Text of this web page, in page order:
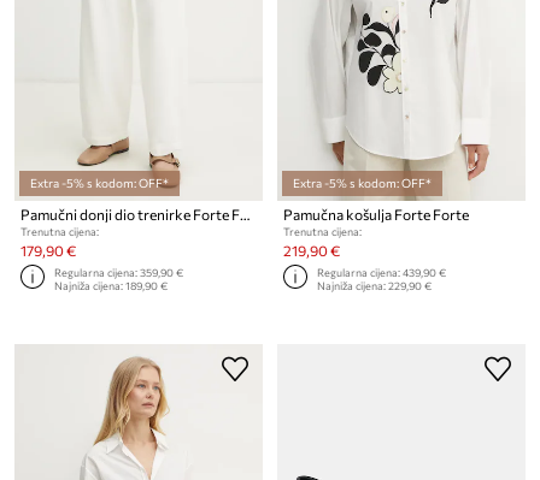
Extra -5% s kodom: OFF*
Pamučni donji dio trenirke Forte Forte
Trenutna cijena:
179,90 €
Regularna cijena:359,90 €
Najniža cijena:189,90 €
Extra -5% s kodom: OFF*
Pamučna košulja Forte Forte
Trenutna cijena:
219,90 €
Regularna cijena:439,90 €
Najniža cijena:229,90 €